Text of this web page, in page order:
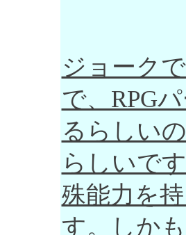
ジョーク
で、RPG
るらしい
らしいで
殊能力を
す。しか